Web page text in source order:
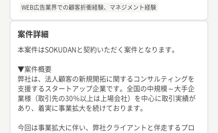
WEB広告業界での顧客折衝経験、マネジメント経験
案件詳細
本案件はSOKUDANと契約いただく案件となります。
▼案件概要
弊社は、法人顧客の新規開拓に関するコンサルティングを
支援するスタートアップ企業です。全国の中規模～大手企
業様（取引先の30％以上は上場会社）を中心に取引実績が
あり、着実に事業拡大を続けております。
今回は事業拡大に伴い、弊社クライアントと伴走するプロ